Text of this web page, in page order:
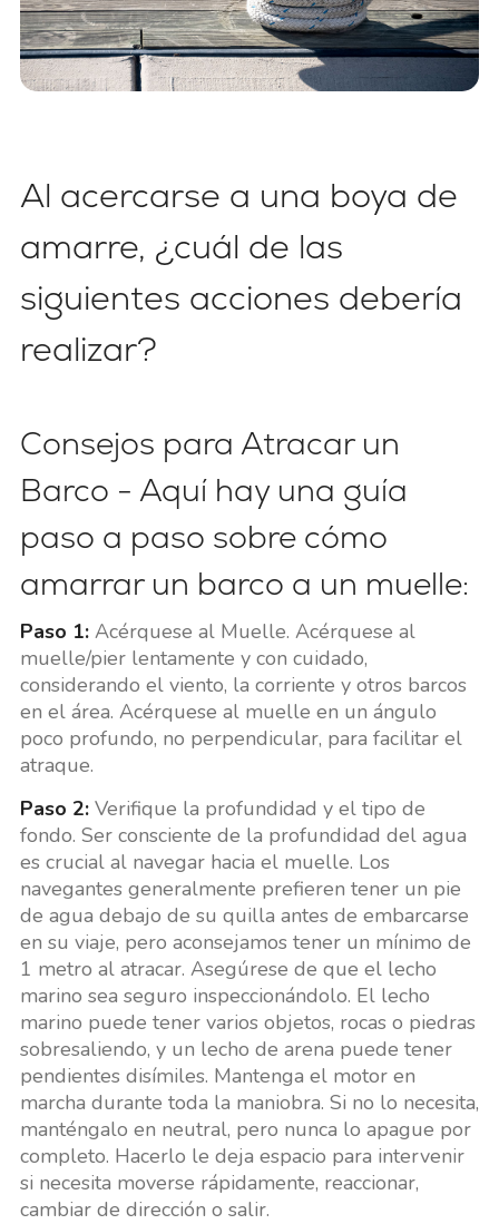
Al acercarse a una boya de
amarre, ¿cuál de las
siguientes acciones debería
realizar?
Consejos para Atracar un
Barco - Aquí hay una guía
paso a paso sobre cómo
amarrar un barco a un muelle:
Paso 1:Acérquese al Muelle. Acérquese al
muelle/pier lentamente y con cuidado,
considerando el viento, la corriente y otros barcos
en el área. Acérquese al muelle en un ángulo
poco profundo, no perpendicular, para facilitar el
atraque.
Paso 2:Verifique la profundidad y el tipo de
fondo. Ser consciente de la profundidad del agua
es crucial al navegar hacia el muelle. Los
navegantes generalmente prefieren tener un pie
de agua debajo de su quilla antes de embarcarse
en su viaje, pero aconsejamos tener un mínimo de
1 metro al atracar. Asegúrese de que el lecho
marino sea seguro inspeccionándolo. El lecho
marino puede tener varios objetos, rocas o piedras
sobresaliendo, y un lecho de arena puede tener
pendientes disímiles. Mantenga el motor en
marcha durante toda la maniobra. Si no lo necesita,
manténgalo en neutral, pero nunca lo apague por
completo. Hacerlo le deja espacio para intervenir
si necesita moverse rápidamente, reaccionar,
cambiar de dirección o salir.